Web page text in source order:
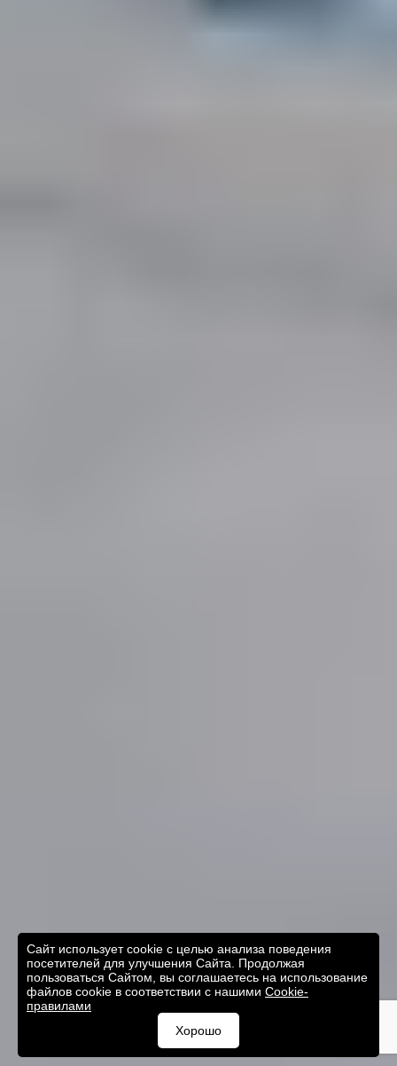
Сайт использует cookie с целью анализа поведения
посетителей для улучшения Сайта. Продолжая
пользоваться Сайтом, вы соглашаетесь на использование
файлов cookie в соответствии с нашими Cookie-
правилами
Хорошо